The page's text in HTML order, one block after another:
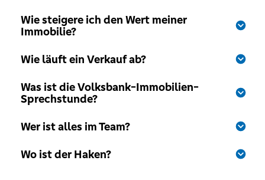
Wie steigere ich den Wert meiner
Immobilie?
Wie läuft ein Verkauf ab?
Was ist die Volksbank-Immobilien-
Sprechstunde?
Wer ist alles im Team?
Wo ist der Haken?